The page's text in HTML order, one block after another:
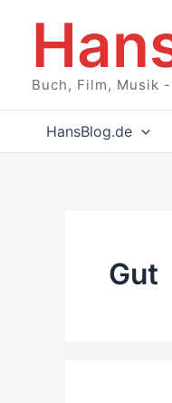
Buch, Film, Musik
HansBlog.de
Gut